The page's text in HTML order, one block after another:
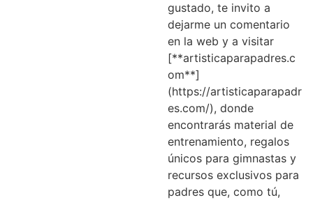
gustado, te invito a
dejarme un comentario
en la web y a visitar
[**artisticaparapadres.c
om**]
(https://artisticaparapadr
es.com/), donde
encontrarás material de
entrenamiento, regalos
únicos para gimnastas y
recursos exclusivos para
padres que, como tú,